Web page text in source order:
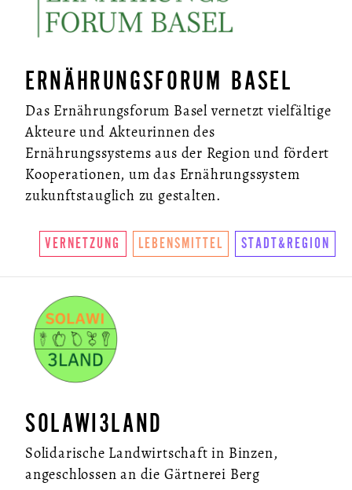
ERNÄHRUNGSFORUM BASEL
Das Ernährungsforum Basel vernetzt vielfältige
Akteure und Akteurinnen des
Ernährungssystems aus der Region und fördert
Kooperationen, um das Ernährungssystem
zukunftstauglich zu gestalten.
VERNETZUNG LEBENSMITTEL STADT&REGION
SOLAWI3LAND
Solidarische Landwirtschaft in Binzen,
angeschlossen an die Gärtnerei Berg